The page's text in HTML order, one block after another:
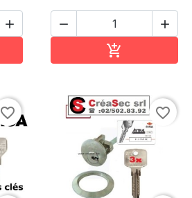
  

favorite_border favorite_border